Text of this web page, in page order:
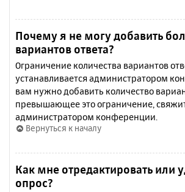
Почему я не могу добавить
вариантов ответа?
Ограничение количества вариантов
устанавливается администратором
вам нужно добавить количество
превышающее это ограничение,
администратором конференции.
Вернуться к началу
Как мне отредактировать или
опрос?